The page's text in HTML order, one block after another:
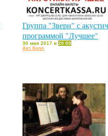
Группа "Звери" с
программой "Лучшее"
30 мая 2017 в 20:00
Арт Холл